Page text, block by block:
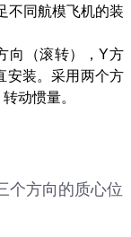
不同航模飞机的装
向（滚转），Y方
安装。采用两个方
动惯量。
个方向的质心位